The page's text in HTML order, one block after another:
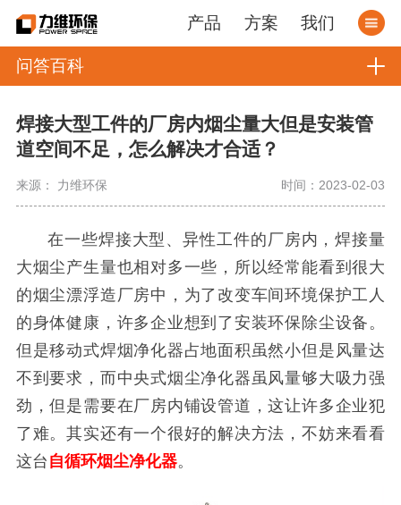
产品 方案 我们
问答百科
焊接大型工件的厂房内烟尘量大但是安装管
道空间不足，怎么解决才合适？
来源： 力维环保 时间：2023-02-03
在一些焊接大型、异性工件的厂房内，焊接量
大烟尘产生量也相对多一些，所以经常能看到很大
的烟尘漂浮造厂房中，为了改变车间环境保护工人
的身体健康，许多企业想到了安装环保除尘设备。
但是移动式焊烟净化器占地面积虽然小但是风量达
不到要求，而中央式烟尘净化器虽风量够大吸力强
劲，但是需要在厂房内铺设管道，这让许多企业犯
了难。其实还有一个很好的解决方法，不妨来看看
这台 自循环烟尘净化器。